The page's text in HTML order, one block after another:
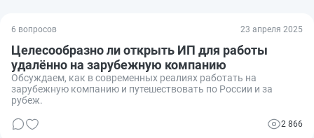
6 вопросов 23 апреля 2025
Целесообразно ли открыть ИП для работы
удалённо на зарубежную компанию
Обсуждаем, как в современных реалиях работать на
зарубежную компанию и путешествовать по России и за
рубеж.
2 866